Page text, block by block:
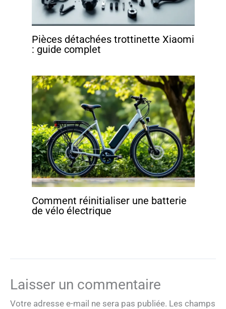
Pièces détachées trottinette Xiaomi
: guide complet
Comment réinitialiser une batterie
de vélo électrique
Laisser un commentaire
Votre adresse e-mail ne sera pas publiée. Les champs